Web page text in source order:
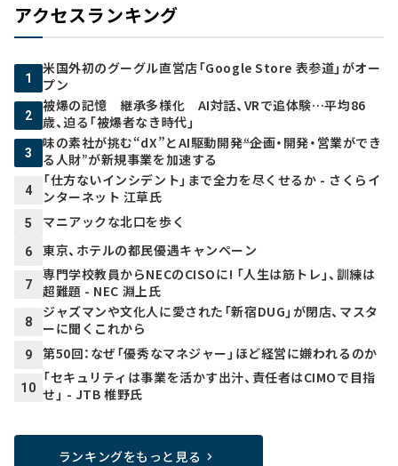
アクセスランキング
1
米国外初のグーグル直営店「Google Store 表参道」がオー
プン
2
被爆の記憶 継承多様化 AI対話、VRで追体験…平均86
歳、迫る「被爆者なき時代」
3
味の素社が挑む“dX”とAI駆動開発――“企画・開発・営業ができ
る人財”が新規事業を加速する
4
「仕方ないインシデント」まで全力を尽くせるか - さくらイ
ンターネット 江草氏
5 マニアックな北口を歩く
6 東京、ホテルの都民優遇キャンペーン
7
専門学校教員からNECのCISOに! 「人生は筋トレ」、訓練は
超難題 - NEC 淵上氏
8
ジャズマンや文化人に愛された「新宿DUG」が閉店、マスタ
ーに聞くこれから
9 第50回：なぜ「優秀なマネジャー」ほど経営に嫌われるのか
10
「セキュリティは事業を活かす出汁、責任者はCIMOで目指
せ」 - JTB 椎野氏
ランキングをもっと見る